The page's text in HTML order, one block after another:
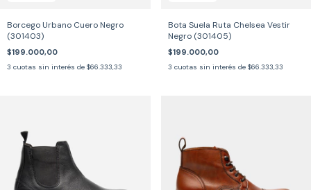
Borcego Urbano Cuero Negro
(301403)
$199.000,00
3 cuotas sin interés de $66.333,33
Bota Suela Ruta Chelsea Vestir
Negro (301405)
$199.000,00
3 cuotas sin interés de $66.333,33